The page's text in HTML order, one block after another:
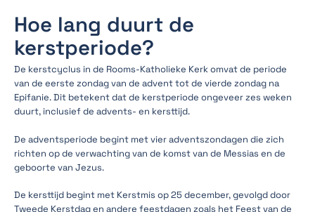
Hoe lang duurt de
kerstperiode?
De kerstcyclus in de Rooms-Katholieke Kerk omvat de periode
van de eerste zondag van de advent tot de vierde zondag na
Epifanie. Dit betekent dat de kerstperiode ongeveer zes weken
duurt, inclusief de advents- en kersttijd.
De adventsperiode begint met vier adventszondagen die zich
richten op de verwachting van de komst van de Messias en de
geboorte van Jezus.
De kersttijd begint met Kerstmis op 25 december, gevolgd door
Tweede Kerstdag en andere feestdagen zoals het Feest van de